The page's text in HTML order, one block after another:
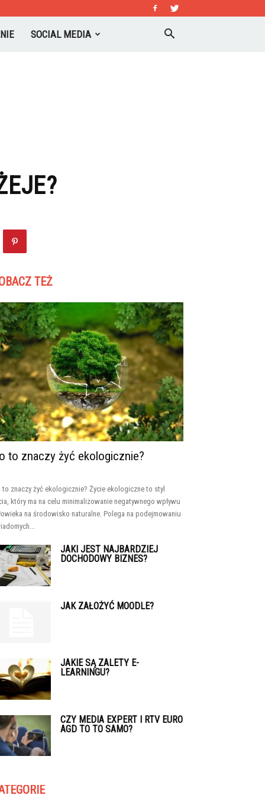
SOCIAL MEDIA
TEŻ
to znaczy żyć ekologicznie?
to znaczy żyć ekologicznie? Życie ekologiczne to styl
który ma na celu minimalizowanie negatywnego wpływu
na środowisko naturalne. Polega na podejmowaniu
JAKI JEST NAJBARDZIEJ
DOCHODOWY BIZNES?
JAK ZAŁOŻYĆ MOODLE?
JAKIE SĄ ZALETY E-
LEARNINGU?
CZY MEDIA EXPERT I RTV EURO
AGD TO TO SAMO?